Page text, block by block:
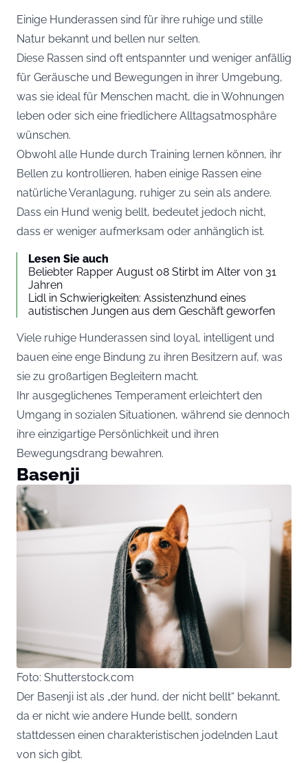
Einige Hunderassen sind für ihre ruhige und stille
Natur bekannt und bellen nur selten.
Diese Rassen sind oft entspannter und weniger anfällig
für Geräusche und Bewegungen in ihrer Umgebung,
was sie ideal für Menschen macht, die in Wohnungen
leben oder sich eine friedlichere Alltagsatmosphäre
wünschen.
Obwohl alle Hunde durch Training lernen können, ihr
Bellen zu kontrollieren, haben einige Rassen eine
natürliche Veranlagung, ruhiger zu sein als andere.
Dass ein Hund wenig bellt, bedeutet jedoch nicht,
dass er weniger aufmerksam oder anhänglich ist.
Lesen Sie auch
Beliebter Rapper August 08 Stirbt im Alter von 31
Jahren
Lidl in Schwierigkeiten: Assistenzhund eines
autistischen Jungen aus dem Geschäft geworfen
Viele ruhige Hunderassen sind loyal, intelligent und
bauen eine enge Bindung zu ihren Besitzern auf, was
sie zu großartigen Begleitern macht.
Ihr ausgeglichenes Temperament erleichtert den
Umgang in sozialen Situationen, während sie dennoch
ihre einzigartige Persönlichkeit und ihren
Bewegungsdrang bewahren.
Basenji
Foto: Shutterstock.com
Der Basenji ist als „der hund, der nicht bellt“ bekannt,
da er nicht wie andere Hunde bellt, sondern
stattdessen einen charakteristischen jodelnden Laut
von sich gibt.